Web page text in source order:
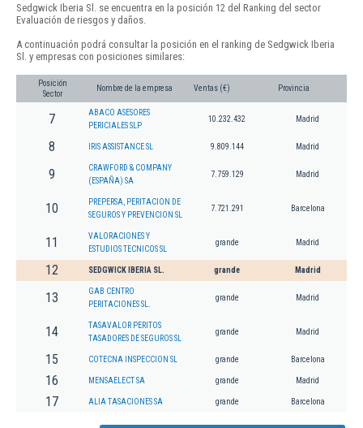
Sedgwick Iberia Sl. se encuentra en la posición 12 del Ranking del sector
Evaluación de riesgos y daños.
A continuación podrá consultar la posición en el ranking de Sedgwick Iberia
Sl. y empresas con posiciones similares:
Posición
Sector
Nombre de la empresa Ventas (€) Provincia
7
ABACO ASESORES
PERICIALES SLP
10.232.432 Madrid
8 IRIS ASSISTANCE SL 9.809.144 Madrid
9
CRAWFORD & COMPANY
(ESPAÑA) SA
7.759.129 Madrid
10
PREPERSA, PERITACION DE
SEGUROS Y PREVENCION SL
7.721.291 Barcelona
11
VALORACIONES Y
ESTUDIOS TECNICOS SL
grande Madrid
12 SEDGWICK IBERIA SL. grande Madrid
13
GAB CENTRO
PERITACIONES SL.
grande Madrid
14
TASAVALOR PERITOS
TASADORES DE SEGUROS SL
grande Madrid
15 COTECNA INSPECCION SL grande Barcelona
16 MENSAELECT SA grande Madrid
17 ALIA TASACIONES SA grande Barcelona